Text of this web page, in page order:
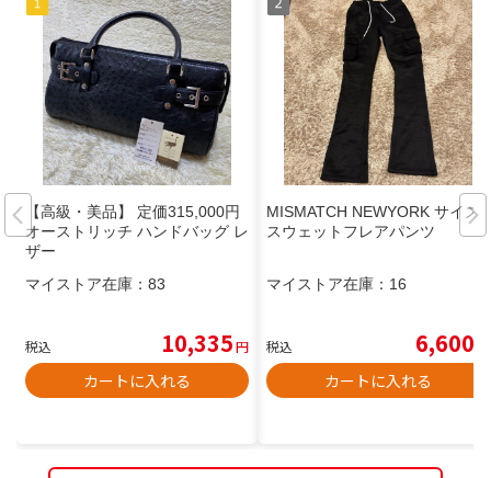
【高級・美品】 定価315,000円
オーストリッチ ハンドバッグ レ
ザー
マイストア在庫： 83
税込 10,335円
カートに入れる
MISMATCH NEWYORK サイズS
スウェットフレアパンツ
マイストア在庫： 16
税込 6,600
カートに入れる